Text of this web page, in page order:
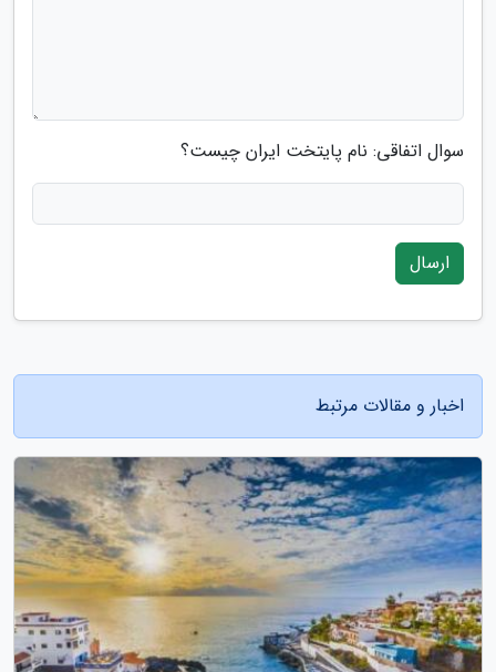
سوال اتفاقی: نام پایتخت ایران چیست؟
ارسال
اخبار و مقالات مرتبط